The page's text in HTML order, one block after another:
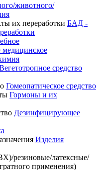
животного/
БАД -
медицинское
средство
Гомеопатическое средство
Гормоны и их
Дезинфицирующее
Изделия